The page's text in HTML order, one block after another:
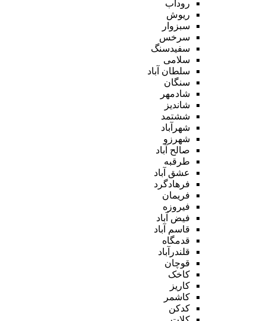
روداب
ریوش
سبزوار
سرخس
سفیدسنگ
سلامی
سلطان آباد
سنگان
شادمهر
شاندیز
ششتمد
شهرآباد
شهرزو
صالح آباد
طرقبه
عشق آباد
فرهادگرد
فریمان
فیروزه
فیض آباد
قاسم آباد
قدمگاه
قلندرآباد
قوچان
کاخک
کاریز
کاشمر
کدکن